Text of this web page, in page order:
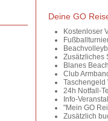
Deine GO
Kostenloser
Zusätzliches
Blanes
Club
Taschengeld
24h Notfall-
Info-
"Mein GO
Zusätzlich